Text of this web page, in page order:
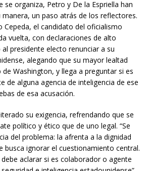
se organiza, Petro y De la Espriella han
un paso atrás de los reflectores.
Cepeda, el candidato del oficialismo
vuelta, con declaraciones de alto
presidente electo renunciar a su
alegando que su mayor lealtad
Washington, y llega a preguntar si es
de alguna agencia de inteligencia de ese
de esa acusación.
su exigencia, refrendando que se
político y ético que de uno legal. “Se
del problema: la afrenta a la dignidad
busca ignorar el cuestionamiento central.
aclarar si es colaborador o agente